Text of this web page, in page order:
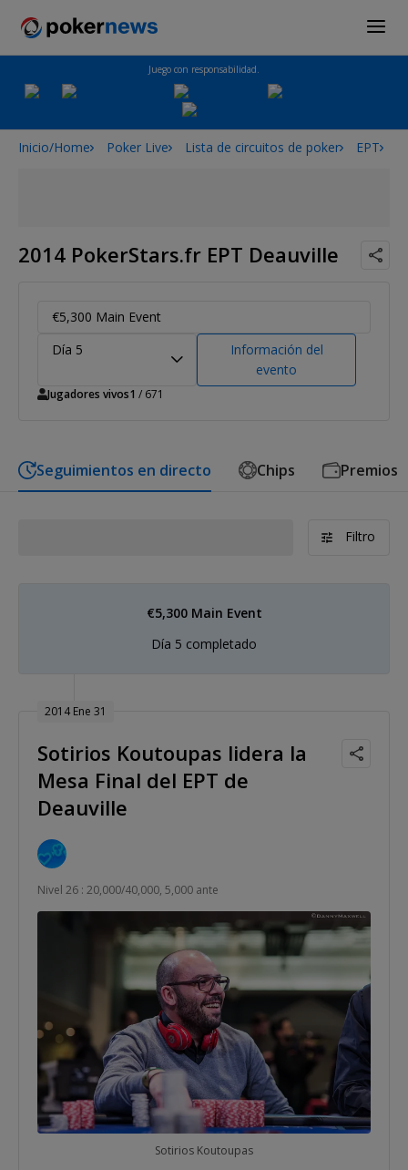
Juego con responsabilidad.
Inicio/Home Poker Live Lista de circuitos de poker EPT
2014 PokerStars.fr EPT Deauville
€5,300 Main Event
Día 5
Información del
evento
Jugadores vivos1 / 671
Seguimientos en directo Chips Premios
Filtro
€5,300 Main Event
Día 5 completado
2014 Ene 31
Sotirios Koutoupas lidera la
Mesa Final del EPT de
Deauville
Nivel 26 : 20,000/40,000, 5,000 ante
Sotirios Koutoupas